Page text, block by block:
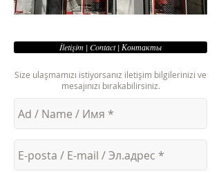
İletişim | Contact | Контакты
Size ulaşmamızı istiyorsanız iletişim bilgilerinizi ve
mesajınızı bırakabilirsiniz.